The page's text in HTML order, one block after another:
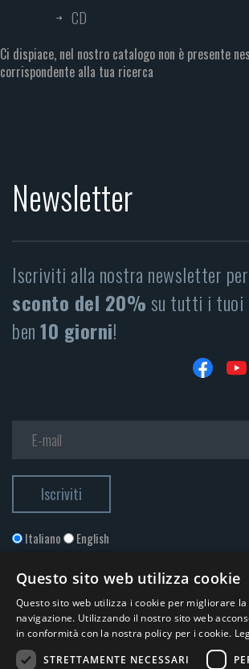
CD
Ci dispiace, nel nostro catalogo non è presente
corrispondente alla tua ricerca
Newsletter
Iscriviti alla nostra newsletter
sconto del 20%su tutti i tuoi
ben10 giorni!
Italiano English
Questo sito web utilizza cookie
Questo sito web utilizza i cookie per migliorare
navigazione. Utilizzando il nostro sito web
in conformità con la nostra policy per i cookie.
STRETTAMENTE NECESSARI